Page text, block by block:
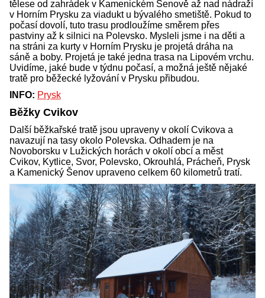
tělese od zahrádek v Kamenickém Šenově až nad nádraží
v Horním Prysku za viadukt u bývalého smetiště. Pokud to
počasí dovolí, tuto trasu prodloužíme směrem přes
pastviny až k silnici na Polevsko. Mysleli jsme i na děti a
na stráni za kurty v Horním Prysku je projetá dráha na
sáně a boby. Projetá je také jedna trasa na Lipovém vrchu.
Uvidíme, jaké bude v týdnu počasí, a možná ještě nějaké
tratě pro běžecké lyžování v Prysku přibudou.
INFO: Prysk
Běžky Cvikov
Další běžkařské tratě jsou upraveny v okolí Cvikova a
navazují na tasy okolo Polevska. Odhadem je na
Novoborsku v Lužických horách v okolí obcí a měst
Cvikov, Kytlice, Svor, Polevsko, Okrouhlá, Prácheň, Prysk
a Kamenický Šenov upraveno celkem 60 kilometrů tratí.